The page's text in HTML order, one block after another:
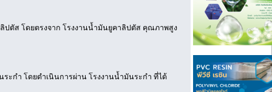
ตัส โดยตรงจาก โรงงานน้ำมันยูคาลิปตัส คุณภาพสูง
ะกำ โดยดำเนินการผ่าน โรงงานน้ำมันระกำ ที่ได้